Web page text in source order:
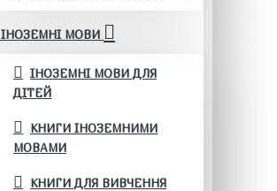
ІНОЗЕМНІ МОВИ
ІНОЗЕМНІ МОВИ ДЛЯ
ДІТЕЙ
КНИГИ ІНОЗЕМНИМИ
МОВАМИ
КНИГИ ДЛЯ ВИВЧЕННЯ